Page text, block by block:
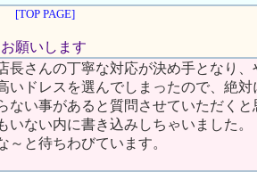
[TOP PAGE]
願いします
長さんの丁寧な対応が決め手となり
いドレスを選んでしまったので、絶
ない事があると質問させていただく
いない内に書き込みしちゃいました。
～と待ちわびています。